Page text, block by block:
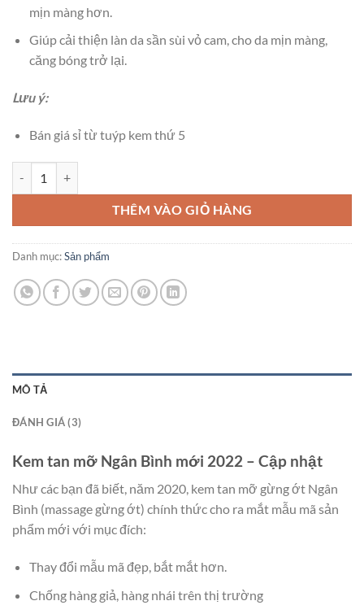
mịn màng hơn.
Giúp cải thiện làn da sần sùi vỏ cam, cho da mịn màng,
căng bóng trở lại.
Lưu ý:
Bán giá sỉ từ tuýp kem thứ 5
THÊM VÀO GIỎ HÀNG
Danh mục:Sản phẩm
MÔ TẢ
ĐÁNH GIÁ (3)
Kem tan mỡ Ngân Bình mới 2022 – Cập nhật
Như các bạn đã biết, năm 2020, kem tan mỡ gừng ớt Ngân
Bình (massage gừng ớt) chính thức cho ra mắt mẫu mã sản
phẩm mới với mục đích:
Thay đổi mẫu mã đẹp, bắt mắt hơn.
Chống hàng giả, hàng nhái trên thị trường